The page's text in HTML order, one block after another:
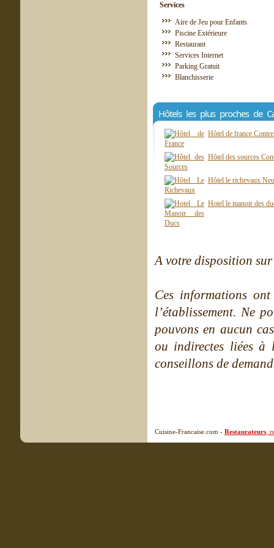
Services
Aire de Jeu pour Enfants
Piscine Extérieure
Restaurant
Services Internet
Parking Gratuit
Blanchisserie
Hôtels les plus proches de
Hôtel de france
Hôtel des sources
Hôtel le richevaux
Hotel le manoir des
A votre disposition
Ces informations
l’établissement. Ne
pouvons en aucun
ou indirectes liées à
conseillons de
Cuisine-Francaise.com - Restaurateurs ,